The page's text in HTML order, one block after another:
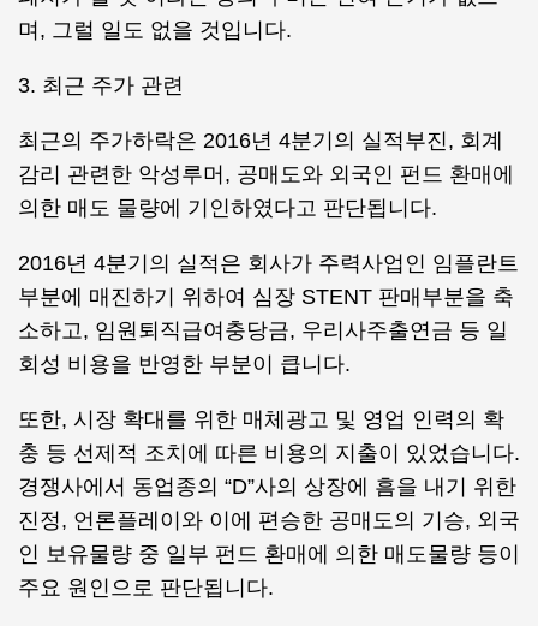
며, 그럴 일도 없을 것입니다.
3. 최근 주가 관련
최근의 주가하락은 2016년 4분기의 실적부진, 회계
감리 관련한 악성루머, 공매도와 외국인 펀드 환매에
의한 매도 물량에 기인하였다고 판단됩니다.
2016년 4분기의 실적은 회사가 주력사업인 임플란트
부분에 매진하기 위하여 심장 STENT 판매부분을 축
소하고, 임원퇴직급여충당금, 우리사주출연금 등 일
회성 비용을 반영한 부분이 큽니다.
또한, 시장 확대를 위한 매체광고 및 영업 인력의 확
충 등 선제적 조치에 따른 비용의 지출이 있었습니다.
경쟁사에서 동업종의 “D”사의 상장에 흠을 내기 위한
진정, 언론플레이와 이에 편승한 공매도의 기승, 외국
인 보유물량 중 일부 펀드 환매에 의한 매도물량 등이
주요 원인으로 판단됩니다.